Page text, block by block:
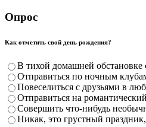
Опрос
Как отметить свой день рождения?
В тихой домашней
Отправиться по ночным
Повеселиться с друзьями в
Отправиться на
Совершить что-нибудь
Никак, это грустный